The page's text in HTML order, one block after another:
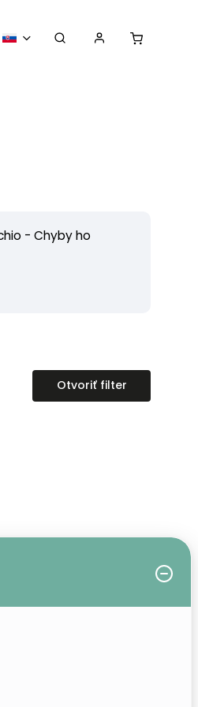
Vaše plagáty
- Chyby ho
Otvoriť filter